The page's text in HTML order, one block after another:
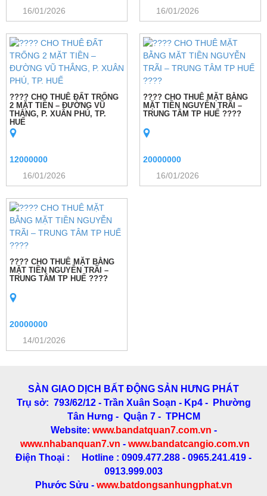
16/01/2026
16/01/2026
???? CHO THUÊ ĐẤT TRỐNG
2 MẶT TIỀN – ĐƯỜNG VŨ
THẮNG, P. XUÂN PHÚ, TP.
HUẾ
12000000
16/01/2026
???? CHO THUÊ MẶT BẰNG
MẶT TIỀN NGUYỄN TRÃI –
TRUNG TÂM TP HUẾ ????
20000000
16/01/2026
???? CHO THUÊ MẶT BẰNG
MẶT TIỀN NGUYỄN TRÃI –
TRUNG TÂM TP HUẾ ????
20000000
14/01/2026
SÀN GIAO DỊCH BẤT ĐỘNG SẢN HƯNG PHÁT
Trụ sở: 793/62/12 - Trần Xuân Soạn - Kp4 - Phường
Tân Hưng - Quận 7 - TPHCM
Website: www.bandatquan7.com.vn -
www.nhabanquan7.vn - www.bandatcangio.com.vn
Điện Thoại : Hotline : 0909.477.288 - 0965.241.419 -
0913.999.003
Phước Sửu - www.batdongsanhungphat.vn